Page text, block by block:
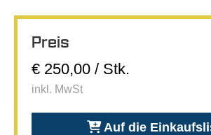
Preis
€ 250,00 / Stk.
inkl. MwSt
Auf die